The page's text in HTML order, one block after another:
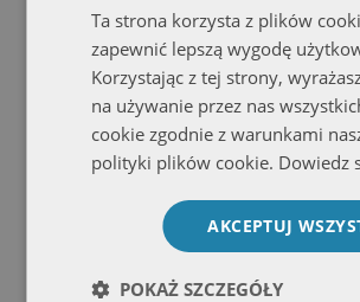
Solidność
Produkty z najlepszych
od renomowanych
Ta strona korzysta z plików
zapewnić lepszą wygodę
Korzystając z tej strony,
na używanie przez nas
cookie zgodnie z warunkami
polityki plików cookie. Dowiedz
AKCEPTUJ
POKAŻ SZCZEGÓŁY